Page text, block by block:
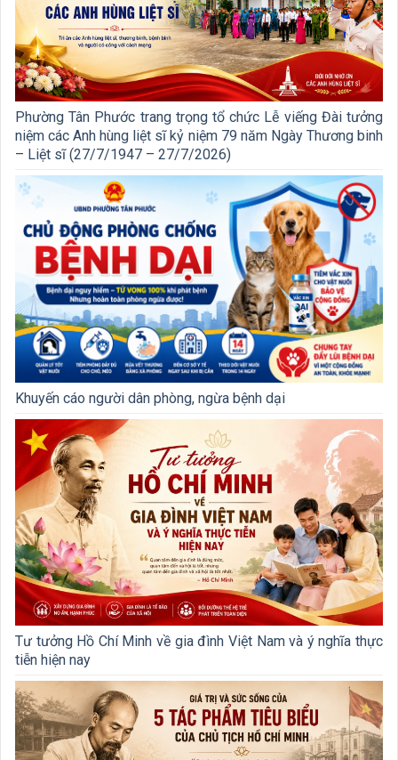
Phường Tân Phước trang trọng tổ chức Lễ viếng Đài tưởng
niệm các Anh hùng liệt sĩ kỷ niệm 79 năm Ngày Thương binh
– Liệt sĩ (27/7/1947 – 27/7/2026)
Khuyến cáo người dân phòng, ngừa bệnh dại
Tư tưởng Hồ Chí Minh về gia đình Việt Nam và ý nghĩa thực
tiễn hiện nay